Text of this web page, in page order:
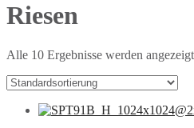
Riesen
Alle 10 Ergebnisse werden angezeigt